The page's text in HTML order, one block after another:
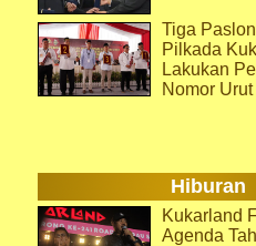
Tiga
Pilkada
Lakukan
Nomor Urut
Hiburan
Kukarland
Agenda